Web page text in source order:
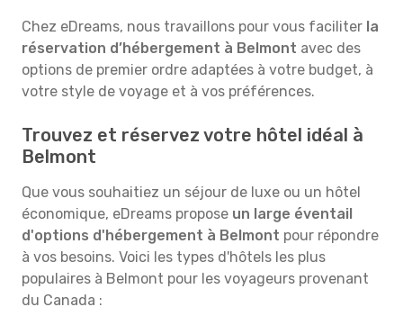
Chez eDreams, nous travaillons pour vous faciliter la
réservation d’hébergement à Belmont avec des
options de premier ordre adaptées à votre budget, à
votre style de voyage et à vos préférences.
Trouvez et réservez votre hôtel idéal à
Belmont
Que vous souhaitiez un séjour de luxe ou un hôtel
économique, eDreams propose un large éventail
d'options d'hébergement à Belmont pour répondre
à vos besoins. Voici les types d'hôtels les plus
populaires à Belmont pour les voyageurs provenant
du Canada :